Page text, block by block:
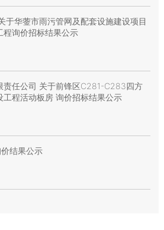
于华蓥市雨污管网及配套设施建设项目
程询价招标结果公示
责任公司 关于前锋区C281-C283四方
工程活动板房 询价招标结果公示
结果公示